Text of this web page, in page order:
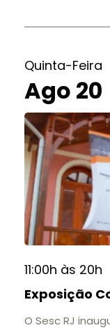
Quinta-Feira
Ago 20
11:00h às 20h
Exposição
O Sesc RJ